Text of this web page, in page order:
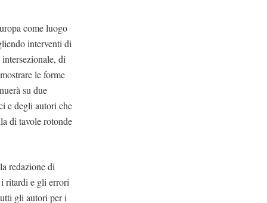
come luogo
interventi di
di
le forme
su due
e degli autori che
di tavole rotonde
redazione di
ritardi e gli errori
gli autori per i